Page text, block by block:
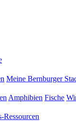
Meine Bernburger
Amphibien Fische
Ressourcen